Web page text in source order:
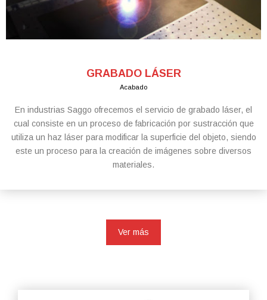
GRABADO LÁSER
Acabado
En industrias Saggo ofrecemos el servicio de grabado láser, el
cual consiste en un proceso de fabricación por sustracción que
utiliza un haz láser para modificar la superficie del objeto, siendo
este un proceso para la creación de imágenes sobre diversos
materiales.
Ver más